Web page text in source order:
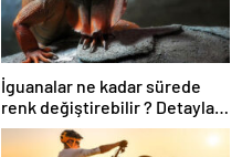
İguanalar ne kadar sürede
renk değiştirebilir ? Detaylar
burada…